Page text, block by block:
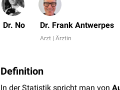
Dr. No Dr. Frank Antwerpes
Arzt | Ärztin
Definition
In der Statistik spricht man von